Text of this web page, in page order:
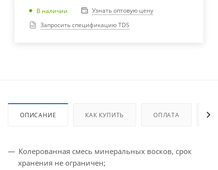
В наличии
Узнать оптовую цену
Запросить спецификацию TDS
ОПИСАНИЕ КАК КУПИТЬ ОПЛАТА
Колерованная смесь минеральных восков, срок
хранения не ограничен;